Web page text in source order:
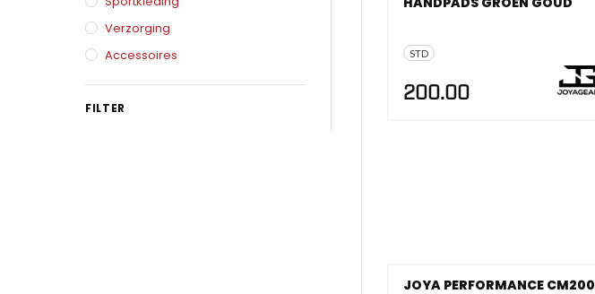
Taekwondo
Voor dames
Trainingsartikelen
STD
200.00
JOYA PERFORMANCE CM200
Verzorging
Accessoires
FILTER